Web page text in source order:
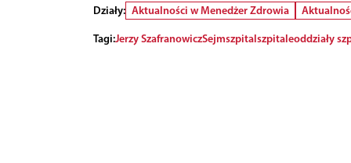
Działy: Aktualności w Menedżer Zdrowia
Tagi:Jerzy SzafranowiczSejmszpitalszpitaleoddziały